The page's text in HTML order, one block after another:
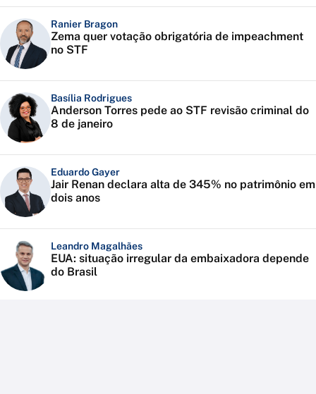
Ranier Bragon
Zema quer votação obrigatória de impeachment
no STF
Basília Rodrigues
Anderson Torres pede ao STF revisão criminal do
8 de janeiro
Eduardo Gayer
Jair Renan declara alta de 345% no patrimônio em
dois anos
Leandro Magalhães
EUA: situação irregular da embaixadora depende
do Brasil